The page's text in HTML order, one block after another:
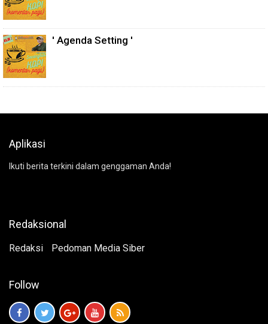
' Agenda Setting '
Aplikasi
Ikuti berita terkini dalam genggaman Anda!
Redaksional
Redaksi Pedoman Media Siber
Follow